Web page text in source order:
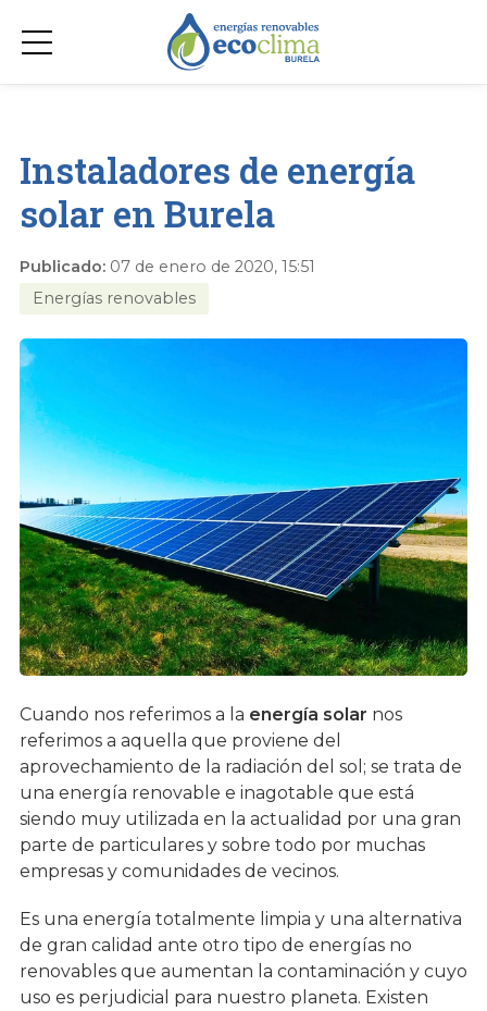
Instaladores de energía
solar en Burela
Publicado: 07 de enero de 2020, 15:51
Energías renovables
Cuando nos referimos a la energía solar nos
referimos a aquella que proviene del
aprovechamiento de la radiación del sol; se trata de
una energía renovable e inagotable que está
siendo muy utilizada en la actualidad por una gran
parte de particulares y sobre todo por muchas
empresas y comunidades de vecinos.
Es una energía totalmente limpia y una alternativa
de gran calidad ante otro tipo de energías no
renovables que aumentan la contaminación y cuyo
uso es perjudicial para nuestro planeta. Existen